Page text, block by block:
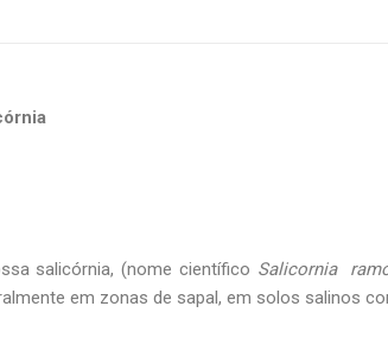
salicórnia, (nome científico Salicornia
em zonas de sapal, em solos salinos